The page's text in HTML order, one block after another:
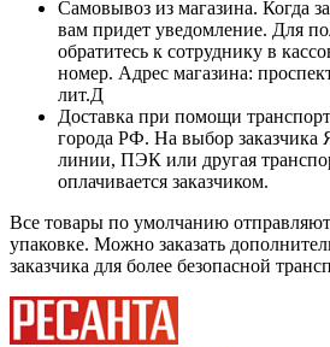
Самовывоз из магазина. Когда
вам придет уведомление. Для
обратитесь к сотруднику в
номер. Адрес магазина:
лит.Д
Доставка при помощи
города РФ. На выбор заказчика
линии, ПЭК или другая
оплачивается заказчиком.
Все товары по умолчанию
упаковке. Можно заказать
заказчика для более безопасной